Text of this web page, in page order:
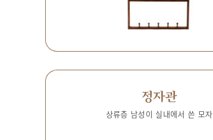
정자관
상류층 남성이 실내에서 쓴 모자